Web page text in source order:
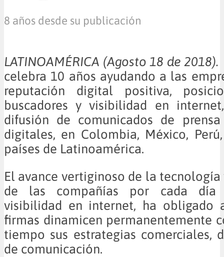
8 años desde su publicación
LATINOAMÉRICA (Agosto 18 de 2018).
celebra 10 años ayudando a las
reputación digital positiva,
buscadores y visibilidad en
difusión de comunicados de
digitales, en Colombia, México,
países de Latinoamérica.
El avance vertiginoso de la tecnología
de las compañías por cada día
visibilidad en internet, ha obligado
firmas dinamicen permanentemente
tiempo sus estrategias comerciales,
de comunicación.